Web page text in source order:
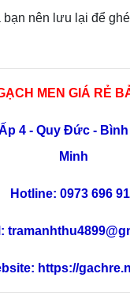
bạn nên lưu lại để
MEN GIÁ RẺ
4 - Quy Đức -
Minh
Hotline: 0973 696
https://